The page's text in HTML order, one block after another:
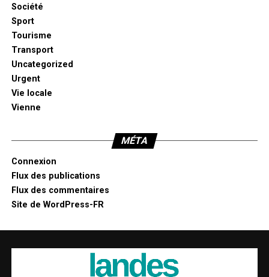
Société
Sport
Tourisme
Transport
Uncategorized
Urgent
Vie locale
Vienne
MÉTA
Connexion
Flux des publications
Flux des commentaires
Site de WordPress-FR